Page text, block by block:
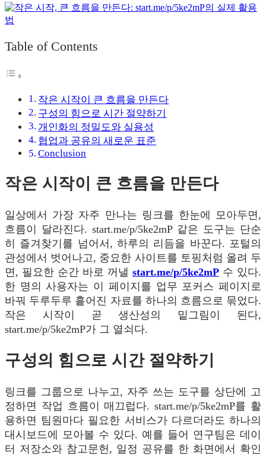
Table of Contents
작은 시작이 큰 흐름을 만든다
구성의 힘으로 시간 절약하기
개인화의 정밀도와 실용성
협업과 공유의 새로운 표준
Conclusion
작은 시작이 큰 흐름을 만든다
일상에서 가장 자주 만나는 링크를 한눈에 모아두면,
흐름이 달라진다. start.me/p/5ke2mP 같은 도구는 단순
히 즐겨찾기를 넘어서, 하루의 리듬을 바꾼다. 포털의
관성에서 벗어나고, 중요한 사이트를 토핑처럼 올려 두
면, 필요한 순간 바로 꺼낼 start.me/p/5ke2mP 수 있다.
한 명의 사용자는 이 페이지를 업무 포커스 페이지로
바꿔 두루두루 흩어진 자료를 하나의 흐름으로 묶었다.
작은 시작이 곧 생산성의 밑그림이 된다,
start.me/p/5ke2mP가 그 열쇠다.
구성의 힘으로 시간 절약하기
링크를 그룹으로 나누고, 자주 쓰는 도구를 상단에 고
정하면 작업 흐름이 매끄럽다. start.me/p/5ke2mP를 활
용하면 팀원마다 필요한 서비스가 다르더라도 하나의
대시보드에 모아볼 수 있다. 예를 들어 연구팀은 데이
터 저장소와 참고문헌, 일정 공유를 한 화면에서 확인